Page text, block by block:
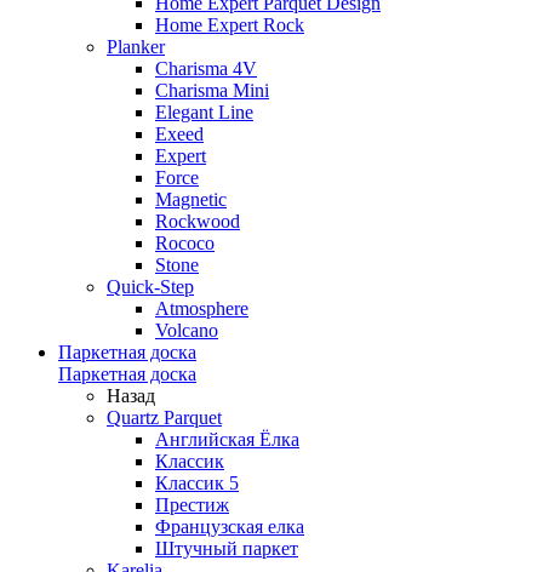
Home Expert Rock
Planker
Charisma 4V
Charisma Mini
Elegant Line
Exeed
Expert
Force
Magnetic
Rockwood
Rococo
Stone
Quick-Step
Atmosphere
Volcano
Паркетная доска
Паркетная доска
Назад
Quartz Parquet
Английская Ёлка
Классик
Классик 5
Престиж
Французская елка
Штучный паркет